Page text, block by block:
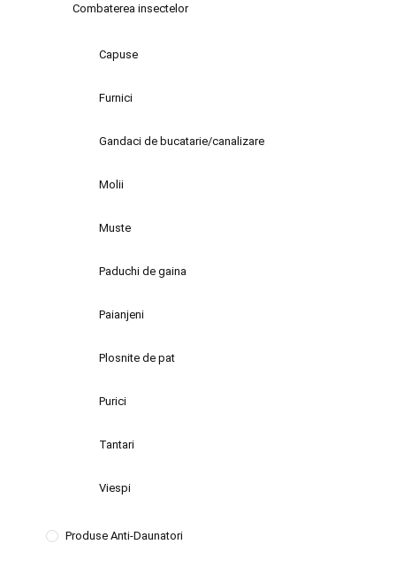
Combaterea insectelor
Capuse
Furnici
Gandaci de bucatarie/canalizare
Molii
Muste
Paduchi de gaina
Paianjeni
Plosnite de pat
Purici
Tantari
Viespi
Produse Anti-Daunatori